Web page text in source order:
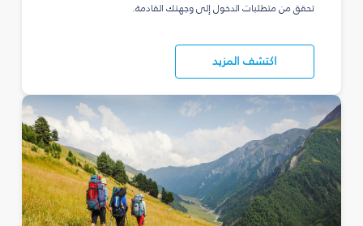
تحقق من متطلبات الدخول إلى وجهتك القادمة.
اكتشف المزيد